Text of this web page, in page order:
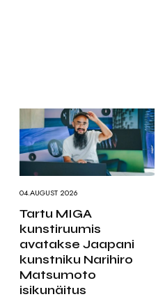
04.AUGUST 2026
Tartu MIGA
kunstiruumis
avatakse Jaapani
kunstniku Narihiro
Matsumoto
isikunäitus